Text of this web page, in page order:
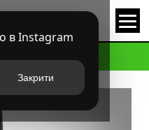
в Instagram
Закрити